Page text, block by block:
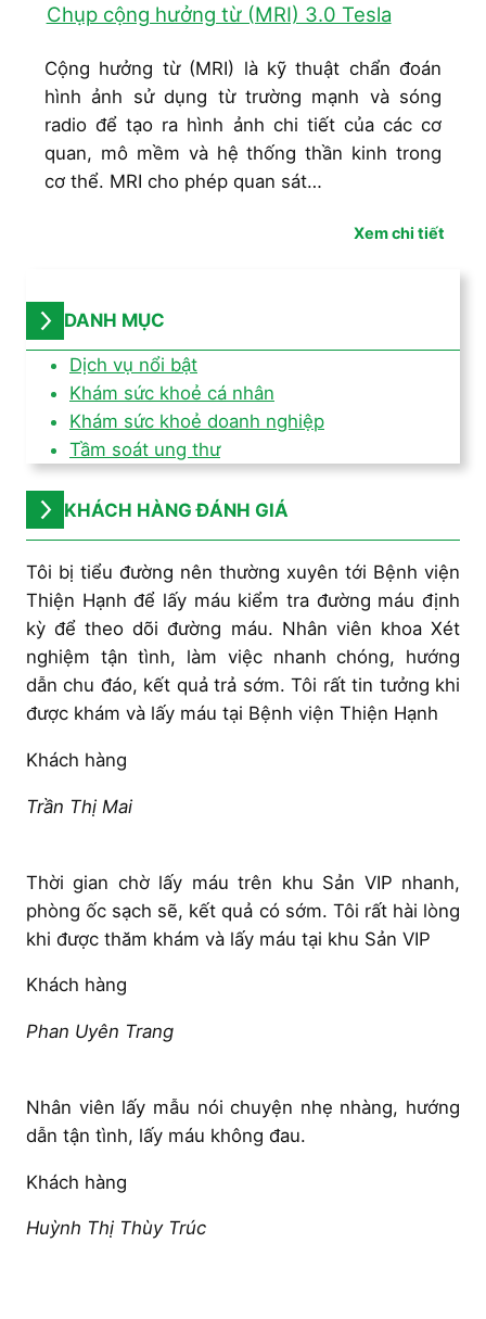
Chụp cộng hưởng từ (MRI) 3.0 Tesla
Cộng hưởng từ (MRI) là kỹ thuật chẩn đoán
hình ảnh sử dụng từ trường mạnh và sóng
radio để tạo ra hình ảnh chi tiết của các cơ
quan, mô mềm và hệ thống thần kinh trong
cơ thể. MRI cho phép quan sát…
Xem chi tiết
DANH MỤC
Dịch vụ nổi bật
Khám sức khoẻ cá nhân
Khám sức khoẻ doanh nghiệp
Tầm soát ung thư
KHÁCH HÀNG ĐÁNH GIÁ
Tôi bị tiểu đường nên thường xuyên tới Bệnh viện
Thiện Hạnh để lấy máu kiểm tra đường máu định
kỳ để theo dõi đường máu. Nhân viên khoa Xét
nghiệm tận tình, làm việc nhanh chóng, hướng
dẫn chu đáo, kết quả trả sớm. Tôi rất tin tưởng khi
được khám và lấy máu tại Bệnh viện Thiện Hạnh
Khách hàng
Trần Thị Mai
Thời gian chờ lấy máu trên khu Sản VIP nhanh,
phòng ốc sạch sẽ, kết quả có sớm. Tôi rất hài lòng
khi được thăm khám và lấy máu tại khu Sản VIP
Khách hàng
Phan Uyên Trang
Nhân viên lấy mẫu nói chuyện nhẹ nhàng, hướng
dẫn tận tình, lấy máu không đau.
Khách hàng
Huỳnh Thị Thùy Trúc